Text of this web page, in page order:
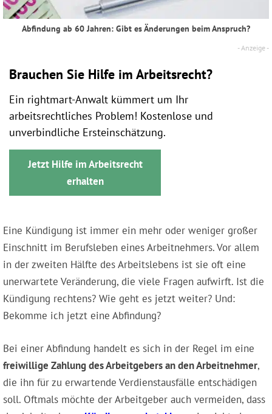
Abfindung ab 60 Jahren: Gibt es Änderungen beim Anspruch?
Brauchen Sie Hilfe im Arbeitsrecht?
Ein rightmart-Anwalt kümmert um Ihr
arbeitsrechtliches Problem! Kostenlose und
unverbindliche Ersteinschätzung.
Jetzt Hilfe im Arbeitsrecht
erhalten
Eine Kündigung ist immer ein mehr oder weniger großer
Einschnitt im Berufsleben eines Arbeitnehmers. Vor allem
in der zweiten Hälfte des Arbeitslebens ist sie oft eine
unerwartete Veränderung, die viele Fragen aufwirft. Ist die
Kündigung rechtens? Wie geht es jetzt weiter? Und:
Bekomme ich jetzt eine Abfindung?
Bei einer Abfindung handelt es sich in der Regel im eine
freiwillige Zahlung des Arbeitgebers an den Arbeitnehmer,
die ihn für zu erwartende Verdienstausfälle entschädigen
soll. Oftmals möchte der Arbeitgeber auch vermeiden, dass